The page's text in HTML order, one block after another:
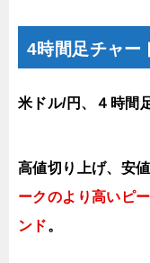
4時間足チャー
米ドル/円、４時間
高値切り上げ、安
ークのより高いピ
ンド。